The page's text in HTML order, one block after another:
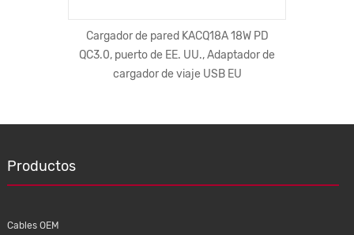
Cargador de pared KACQ18A 18W PD
QC3.0, puerto de EE. UU., Adaptador de
cargador de viaje USB EU
Productos
Cables OEM